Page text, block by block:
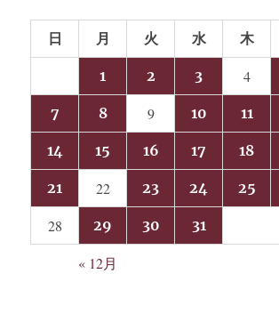
日 月 火 水 木
1 2 3 4
7 8 9 10 11
14 15 16 17 18
21 22 23 24 25
28 29 30 31
« 12月